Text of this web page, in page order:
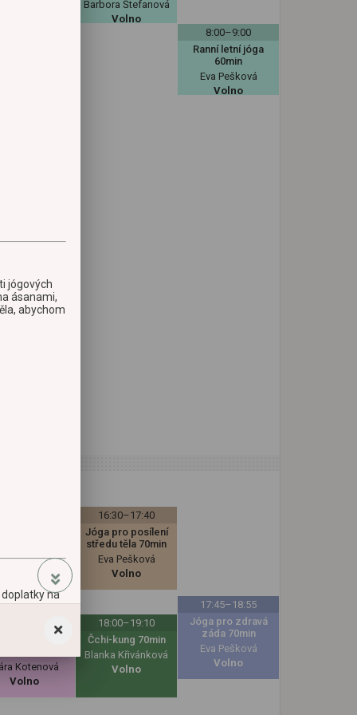
Volno
Kotenová
Volno
Barbora Štefanová
Volno
16:30–17:40
Jóga pro posílení
středu těla 70min
Eva Pešková
Volno
18:00–19:10
Čchi-kung 70min
Blanka Křivánková
Volno
8:00–9:00
Ranní letní jóga
60min
Eva Pešková
Volno
17:45–18:55
Jóga pro zdravá
záda 70min
Eva Pešková
Volno
jógových
ásanami,
abychom
doplatky na